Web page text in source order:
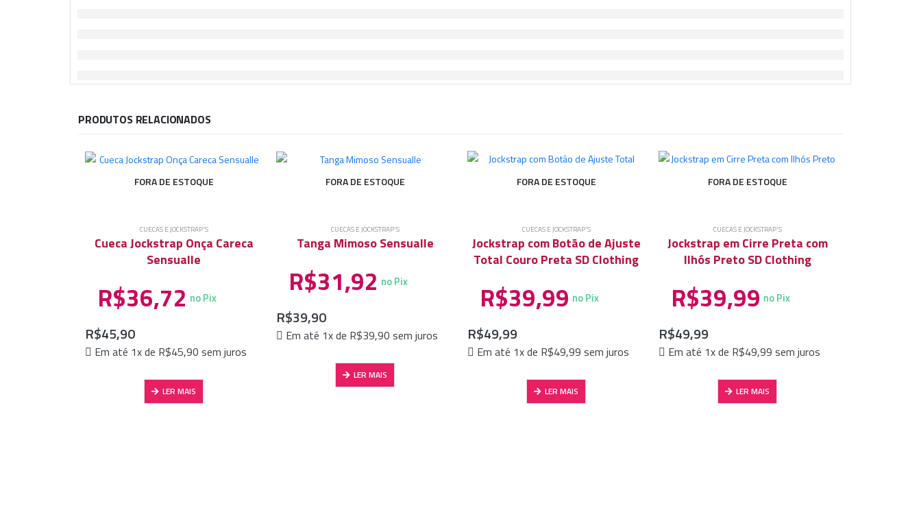
PRODUTOS RELACIONADOS
FORA DE ESTOQUE
CUECAS E JOCKSTRAP'S
Cueca Jockstrap Onça Careca
Sensualle
R$45,90
Em até 1x de R$45,90 sem juros
R$36,72 no Pix
LER MAIS
FORA DE ESTOQUE
CUECAS E JOCKSTRAP'S
Tanga Mimoso Sensualle
R$39,90
Em até 1x de R$39,90 sem juros
R$31,92 no Pix
LER MAIS
FORA DE ESTOQUE
CUECAS E JOCKSTRAP'S
Jockstrap com Botão de Ajuste
Total Couro Preta SD Clothing
R$49,99
Em até 1x de R$49,99 sem juros
R$39,99 no Pix
LER MAIS
FORA DE ESTOQUE
CUECAS E JOCKSTRAP'S
Jockstrap em Cirre Preta com
Ilhós Preto SD Clothing
R$49,99
Em até 1x de R$49,99 sem juros
R$39,99 no Pix
LER MAIS